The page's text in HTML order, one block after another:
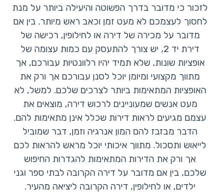
לזכור כי מדובר בדרך הפשוטה והיעילה ביותר על מנת
לחסוך לעצמכם לא מעט זמן וכאב ראש מיותר. בין אם
מדובר על מכירה של דירה או לחילופין, רכישה של
דירת יד 2, יש צורך להתעסק עם כמות עצומה של
אופציות שונות, שלא תמיד יהיו רלוונטיות עבורכם, אך
מתווך מקצועי ומיומן יוכל לסנן עבורכם אך ורק את
האופציות המתאימות ביותר לצרכים שלכם. למשל, לא
מעט אנשים שמעוניינים לרכוש דירה, מוצאים את
עצמם מגיעים לראות דירות שכלל אינן מתאימות להם.
הדבר מבזבז להם המון אנרגיה וזמן, דבר שמוביל
לייאוש ותסכול. מתווך איכותי יוכל מראש להראות לכם
אך ורק את הדירות המתאימות להגדרות החיפוש
שלכם, בין אם מדובר על דירה הקרובה לבתי ספר וגני
ילדים, או לחילופין, דירה הקרובה ליציאה מהעיר.